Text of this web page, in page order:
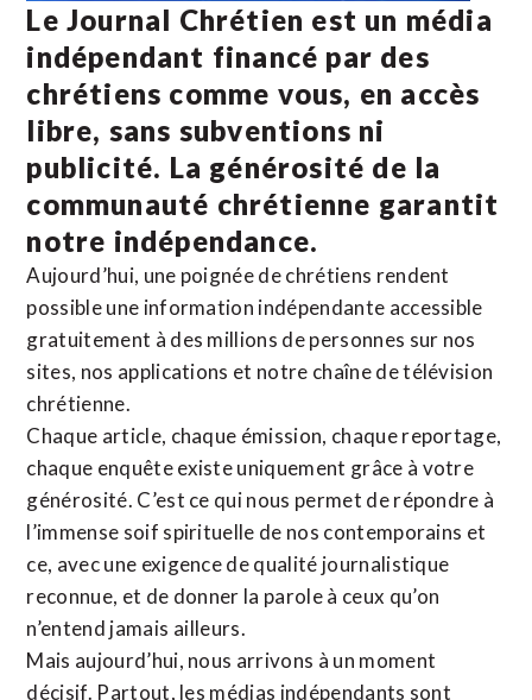
Le Journal Chrétien est un média
indépendant financé par des
chrétiens comme vous, en accès
libre, sans subventions ni
publicité. La générosité de la
communauté chrétienne garantit
notre indépendance.
Aujourd’hui, une poignée de chrétiens rendent
possible une information indépendante accessible
gratuitement à des millions de personnes sur nos
sites, nos applications et notre chaîne de télévision
chrétienne.
Chaque article, chaque émission, chaque reportage,
chaque enquête existe uniquement grâce à votre
générosité. C’est ce qui nous permet de répondre à
l’immense soif spirituelle de nos contemporains et
ce, avec une exigence de qualité journalistique
reconnue, et de donner la parole à ceux qu’on
n’entend jamais ailleurs.
Mais aujourd’hui, nous arrivons à un moment
décisif. Partout, les médias indépendants sont